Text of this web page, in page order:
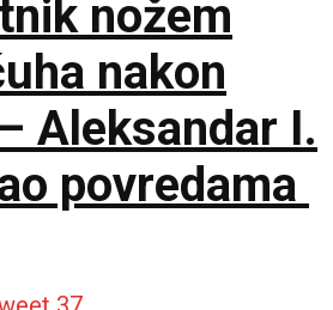
nožem
nakon
Aleksandar I.
povredama